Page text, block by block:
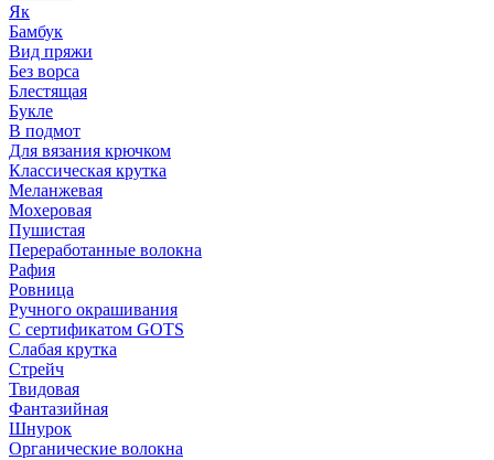
Як
Бамбук
Вид пряжи
Без ворса
Блестящая
Букле
В подмот
Для вязания крючком
Классическая крутка
Меланжевая
Мохеровая
Пушистая
Переработанные волокна
Рафия
Ровница
Ручного окрашивания
С сертификатом GOTS
Слабая крутка
Стрейч
Твидовая
Фантазийная
Шнурок
Органические волокна